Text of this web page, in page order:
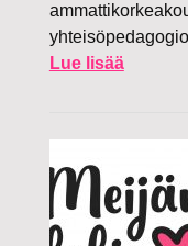
Lue lisää